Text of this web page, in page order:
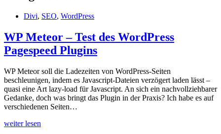
Divi, SEO, WordPress
WP Meteor – Test des WordPress
Pagespeed Plugins
WP Meteor soll die Ladezeiten von WordPress-Seiten
beschleunigen, indem es Javascript-Dateien verzögert laden lässt –
quasi eine Art lazy-load für Javascript. An sich ein nachvollziehbarer
Gedanke, doch was bringt das Plugin in der Praxis? Ich habe es auf
verschiedenen Seiten…
weiter lesen